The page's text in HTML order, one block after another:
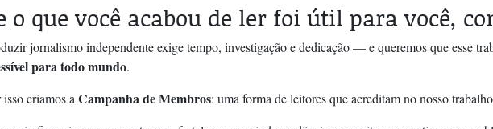
o que você acabou de ler foi útil para você,
jornalismo independente exige tempo, investigação e dedicação — e queremos que esse
para todo mundo.
isso criamos aCampanha de Membros: uma forma de leitores que acreditam no nosso